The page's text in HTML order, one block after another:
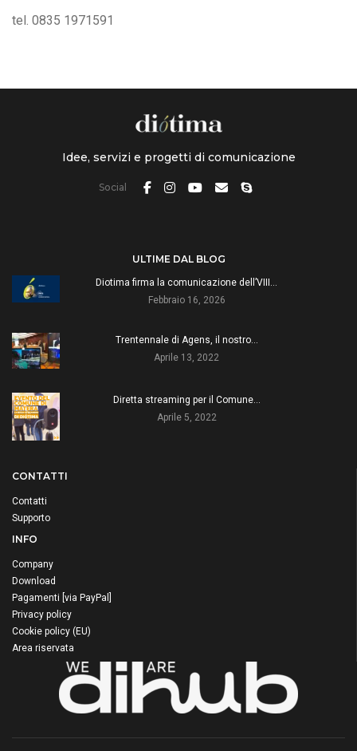
tel. 0835 1971591
Idee, servizi e progetti di comunicazione
Social
ULTIME DAL BLOG
Diotima firma la comunicazione dell’VIII…
Febbraio 16, 2026
Trentennale di Agens, il nostro…
Aprile 13, 2022
Diretta streaming per il Comune…
Aprile 5, 2022
CONTATTI
Contatti
Supporto
INFO
Company
Download
Pagamenti [via PayPal]
Privacy policy
Cookie policy (EU)
Area riservata